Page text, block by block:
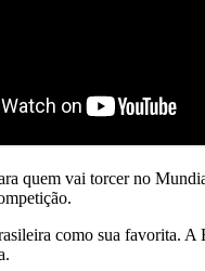
quem vai torcer no
como sua favorita.